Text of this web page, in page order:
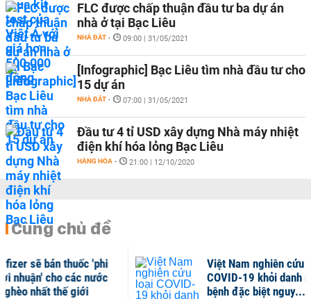
FLC được chấp thuận đầu tư ba dự án
nhà ở tại Bạc Liêu
NHÀ ĐẤT - 09:00 | 31/05/2021
[Infographic] Bạc Liêu tìm nhà đầu tư cho
15 dự án
NHÀ ĐẤT - 07:00 | 31/05/2021
Đầu tư 4 tỉ USD xây dựng Nhà máy nhiệt
điện khí hóa lỏng Bạc Liêu
HÀNG HÓA - 21:00 | 12/10/2020
Cùng chủ đề
Việt Nam nghiên cứu loại
COVID-19 khỏi danh mục
bệnh đặc biệt nguy...
Bộ
THỜI